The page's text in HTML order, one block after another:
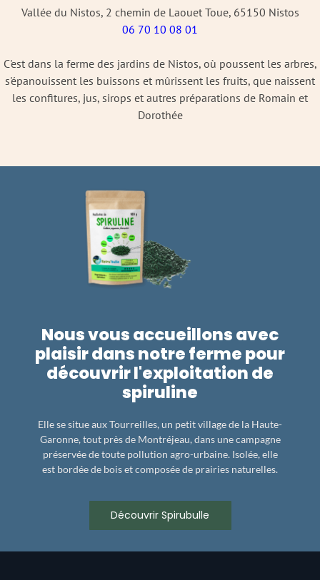
Vallée du Nistos, 2 chemin de Laouet Toue, 65150 Nistos
06 70 10 08 01
C'est dans la ferme des jardins de Nistos, où poussent les arbres,
s'épanouissent les buissons et mûrissent les fruits, que naissent
les confitures, jus, sirops et autres préparations de Romain et
Dorothée
Nous vous accueillons avec
plaisir dans notre ferme pour
découvrir l'exploitation de
spiruline
Elle se situe aux Tourreilles, un petit village de la Haute-
Garonne, tout près de Montréjeau, dans une campagne
préservée de toute pollution agro-urbaine. Isolée, elle
est bordée de bois et composée de prairies naturelles.
Découvrir Spirubulle